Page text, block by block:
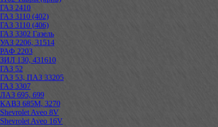
ГАЗ 2410
ГАЗ 3110 (402)
ГАЗ 3110 (406)
ГАЗ 3302 Газель
УАЗ 2206, 31514
РАФ 2203
ЗИЛ 130, 431610
ГАЗ 52
ГАЗ 53, ПАЗ 33205
ГАЗ 3307
ЛАЗ 695, 699
КАВЗ 685М, 3270
Shevrolet Aveo 8V
Shevrolet Aveo 16V